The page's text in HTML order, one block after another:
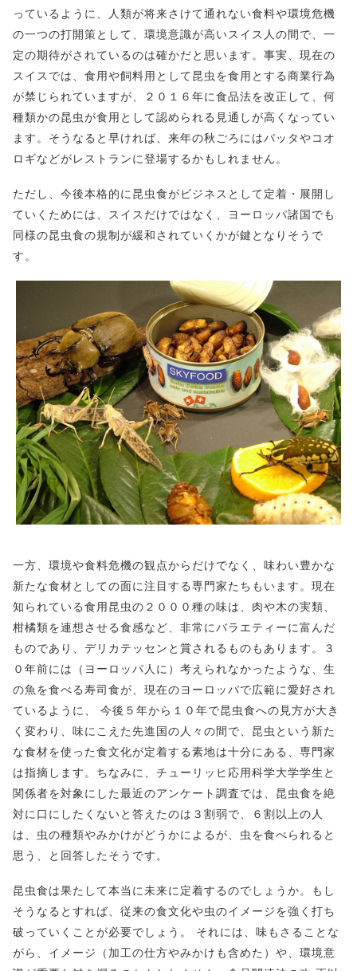
っているように、人類が将来さけて通れない食料や環境危機
の一つの打開策として、環境意識が高いスイス人の間で、一
定の期待がされているのは確かだと思います。事実、現在の
スイスでは、食用や飼料用として昆虫を食用とする商業行為
が禁じられていますが、２０１６年に食品法を改正して、何
種類かの昆虫が食用として認められる見通しが高くなってい
ます。そうなると早ければ、来年の秋ごろにはバッタやコオ
ロギなどがレストランに登場するかもしれません。
ただし、今後本格的に昆虫食がビジネスとして定着・展開し
ていくためには、スイスだけではなく、ヨーロッパ諸国でも
同様の昆虫食の規制が緩和されていくかが鍵となりそうで
す。
一方、環境や食料危機の観点からだけでなく、味わい豊かな
新たな食材としての面に注目する専門家たちもいます。現在
知られている食用昆虫の２０００種の味は、肉や木の実類、
柑橘類を連想させる食感など、非常にバラエティーに富んだ
ものであり、デリカテッセンと賞されるものもあります。３
０年前には（ヨーロッパ人に）考えられなかったような、生
の魚を食べる寿司食が、現在のヨーロッパで広範に愛好され
ているように、 今後５年から１０年で昆虫食への見方が大き
く変わり、味にこえた先進国の人々の間で、昆虫という新た
な食材を使った食文化が定着する素地は十分にある、専門家
は指摘します。ちなみに、チューリッヒ応用科学大学学生と
関係者を対象にした最近のアンケート調査では、昆虫食を絶
対に口にしたくないと答えたのは３割弱で、６割以上の人
は、虫の種類やみかけがどうかによるが、虫を食べられると
思う、と回答したそうです。
昆虫食は果たして本当に未来に定着するのでしょうか。もし
そうなるとすれば、従来の食文化や虫のイメージを強く打ち
破っていくことが必要でしょう。 それには、味もさることな
がら、イメージ（加工の仕方やみかけも含めた）や、環境意